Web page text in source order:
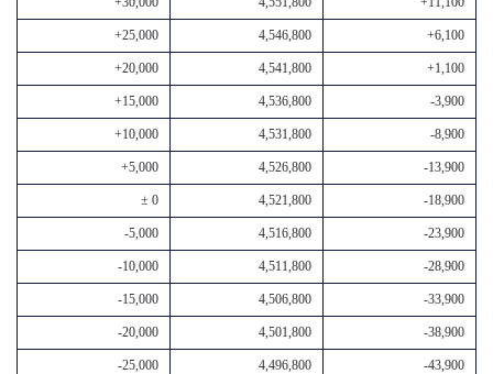
+25,000 4,546,800 +6,100
+20,000 4,541,800 +1,100
+15,000 4,536,800 -3,900
+10,000 4,531,800 -8,900
+5,000 4,526,800 -13,900
± 0 4,521,800 -18,900
-5,000 4,516,800 -23,900
-10,000 4,511,800 -28,900
-15,000 4,506,800 -33,900
-20,000 4,501,800 -38,900
-25,000 4,496,800 -43,900